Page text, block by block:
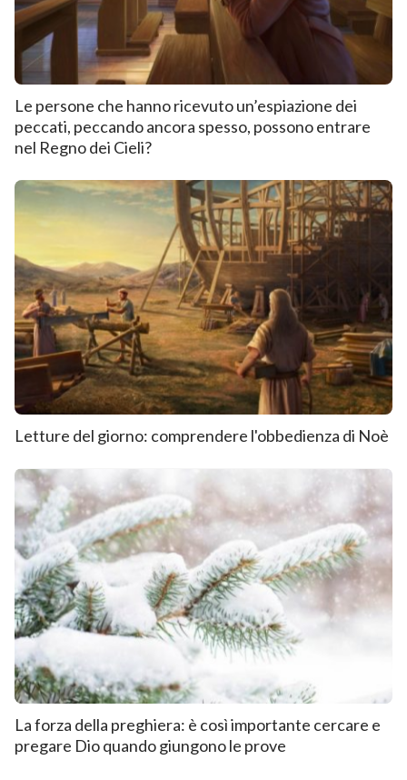
Le persone che hanno ricevuto un’espiazione dei
peccati, peccando ancora spesso, possono entrare
nel Regno dei Cieli?
Letture del giorno: comprendere l'obbedienza di Noè
La forza della preghiera: è così importante cercare e
pregare Dio quando giungono le prove